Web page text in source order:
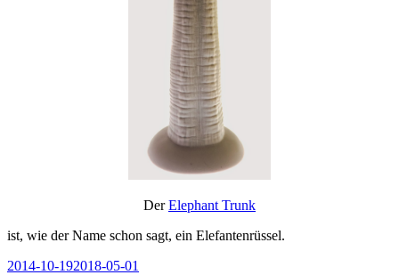
DerElephant Trunk
ist, wie der Name schon sagt, ein Elefantenrüssel.
Veröffentlicht
2014-10-192018-05-01